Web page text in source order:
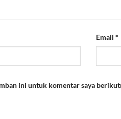
Email *
ini untuk komentar saya